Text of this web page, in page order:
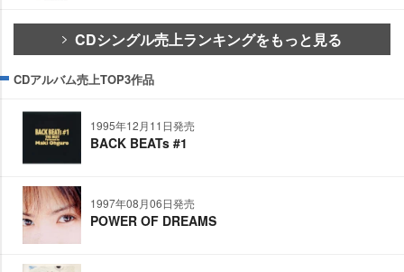
CDシングル売上ランキングをもっと見る
CDアルバム売上TOP3作品
1995年12月11日発売
BACK BEATs #1
1997年08月06日発売
POWER OF DREAMS